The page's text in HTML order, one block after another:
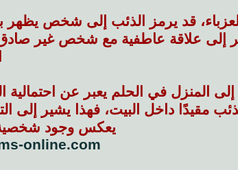
قد يرمز الذئب إلى شخص يظهر
إلى علاقة عاطفية مع شخص غير
المنزل في الحلم يعبر عن
مقيدًا داخل البيت، فهذا يشير إلى
يعكس وجود شخصية
online.com/